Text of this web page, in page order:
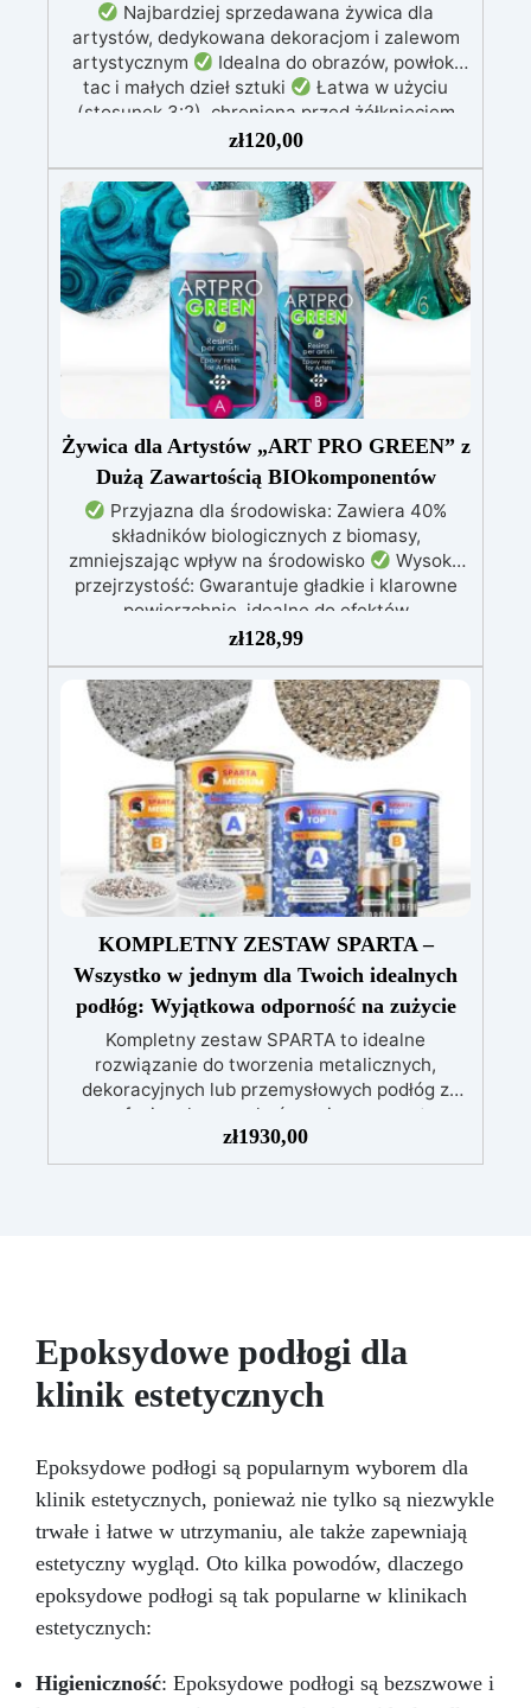
Najbardziej sprzedawana żywica dla
artystów, dedykowana dekoracjom i zalewom
artystycznym
Idealna do obrazów, powłok,
tac i małych dzieł sztuki
Łatwa w użyciu
(stosunek 3:2), chroniona przed żółknięciem
dzięki specjalnym filtrom UV
nie kapie, utrzymując precyzyjne i czyste wzory
Utwardza się w 12-24 godziny, zapewniając
błyszczącą i lśniącą powierzchnię
zł120,00
Żywica dla Artystów „ART PRO GREEN” z
Dużą Zawartością BIOkomponentów
Przyjazna dla środowiska: Zawiera 40%
składników biologicznych z biomasy,
zmniejszając wpływ na środowisko
Wysoka
przejrzystość: Gwarantuje gładkie i klarowne
powierzchnie, idealne do efektów
Wytrzymała i stabilna:
Ochrona przed promieniowaniem UV, wilgocią i
zwiększona odporność mechaniczna
Łatwa
w użyciu: Niska reakcja egzotermiczna
umożliwia zalewy do 1 cm, zapobiegając
żółknięciu i przegrzewaniu
Szerokie
zastosowanie: Nadaje się do powłok stołów, tac
i małych dzieł sztuki
zł128,99
KOMPLETNY ZESTAW SPARTA –
Wszystko w jednym dla Twoich idealnych
podłóg: Wyjątkowa odporność na zużycie
Kompletny zestaw SPARTA to idealne
rozwiązanie do tworzenia metalicznych,
dekoracyjnych lub przemysłowych podłóg z
profesjonalnym wykończeniem w prosty
sposób. Zestaw został zaprojektowany tak, aby
spełniać wszystkie potrzeby i zawiera
wskaźnikiem i charakterystycznym dla
produktów premium lub wysokowydajnych. Dla
porównania, standardowe farby i powłoki
zwykle zawierają od 30% do 70% substancji
zł1930,00
Epoksydowe podłogi dla
klinik estetycznych
Epoksydowe podłogi są popularnym wyborem dla
klinik estetycznych, ponieważ nie tylko są niezwykle
trwałe i łatwe w utrzymaniu, ale także zapewniają
estetyczny wygląd. Oto kilka powodów, dlaczego
epoksydowe podłogi są tak popularne w klinikach
estetycznych:
Higieniczność: Epoksydowe podłogi są bezszwowe i